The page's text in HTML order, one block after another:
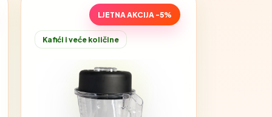
Kafići i veće količine
LJETNA AKCIJA -5%